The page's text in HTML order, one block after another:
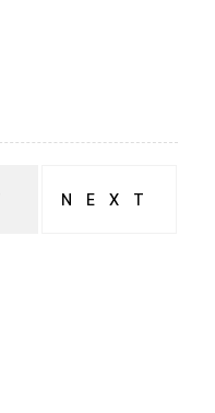
NEXT